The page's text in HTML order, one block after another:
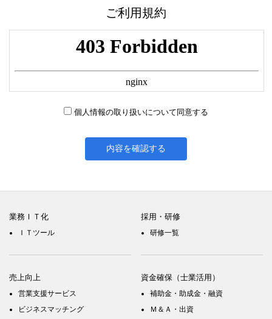
ご利用規約
個人情報の取り扱いについて同意する
業務ＩＴ化
ＩＴツール
採用・研修
研修一覧
売上向上
営業支援サービス
ビジネスマッチング
資金確保（士業活用）
補助金・助成金・融資
Ｍ＆Ａ・出資